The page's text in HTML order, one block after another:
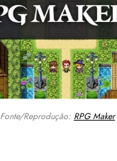
Fonte/Reprodução: RPG Maker